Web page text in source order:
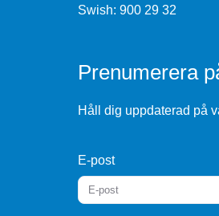
Swish: 900 29 32
Prenumerera
Håll dig uppdaterad på
E-post